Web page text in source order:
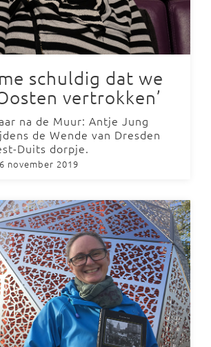
schuldig dat we
vertrokken’
na de Muur: Antje Jung
de Wende van Dresden
Duits dorpje.
november 2019